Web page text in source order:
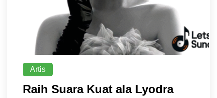
Artis
Raih Suara Kuat ala Lyodra